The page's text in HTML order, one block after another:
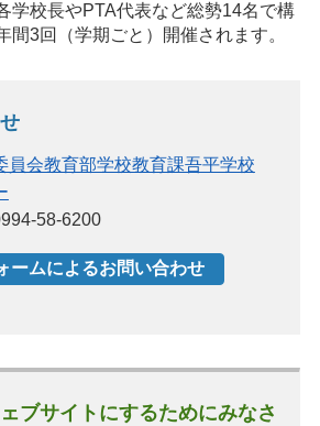
学校長やPTA代表など総勢14名で構
間3回（学期ごと）開催されます。
員会教育部学校教育課吾平学校
58-6200
ブサイトにするためにみなさ